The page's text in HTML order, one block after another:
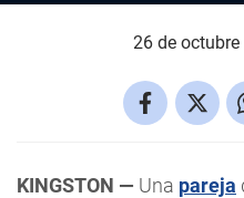
26 de
KINGSTON — Una pareja